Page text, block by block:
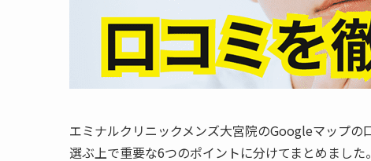
エミナルクリニックメンズ大宮院のGoogleマップ
選ぶ上で重要な6つのポイントに分けてまとめました。